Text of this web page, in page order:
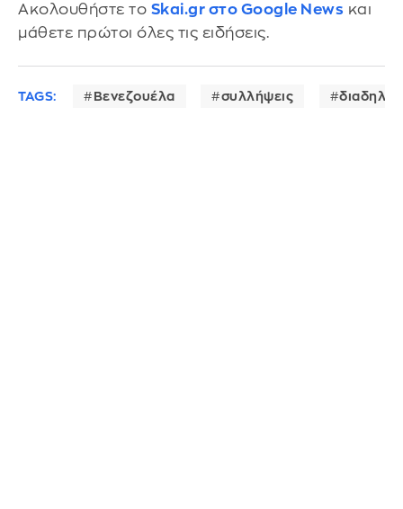
Ακολουθήστε το Skai.gr στο Google News και
μάθετε πρώτοι όλες τις ειδήσεις.
TAGS: Βενεζουέλα συλλήψεις